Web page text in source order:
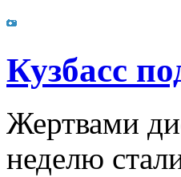
Кузбасс
Жертвами
неделю